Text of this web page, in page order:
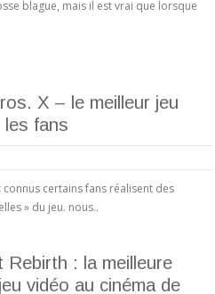
blague, mais il est vrai que lorsque
X – le meilleur jeu
les fans
certains fans réalisent des
» du jeu. nous..
Rebirth : la meilleure
vidéo au cinéma de